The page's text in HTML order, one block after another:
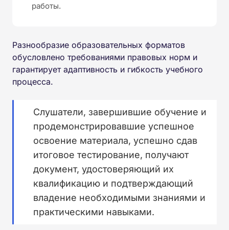
работы.
Разнообразие образовательных форматов
обусловлено требованиями правовых норм и
гарантирует адаптивность и гибкость учебного
процесса.
Слушатели, завершившие обучение и
продемонстрировавшие успешное
освоение материала, успешно сдав
итоговое тестирование, получают
документ, удостоверяющий их
квалификацию и подтверждающий
владение необходимыми знаниями и
практическими навыками.